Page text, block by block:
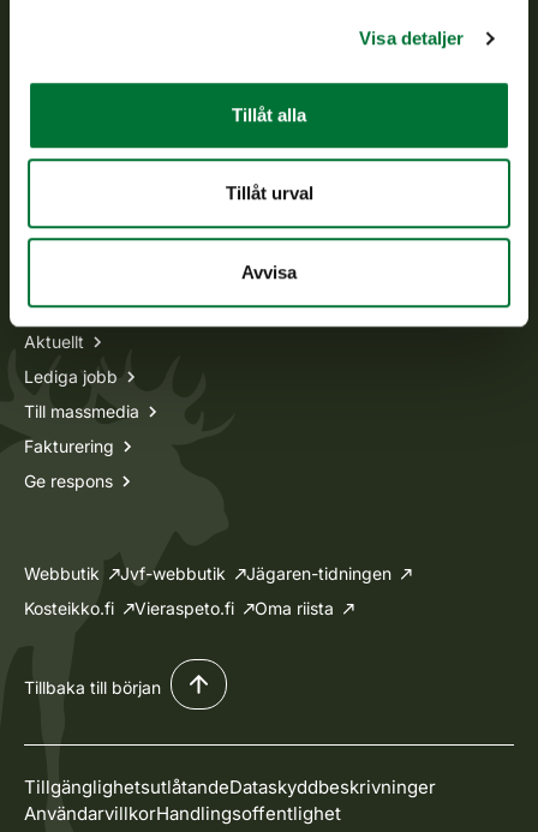
Visa detaljer
Tillåt alla
Tillåt urval
Avvisa
Jaktkort
Information om oss
Aktuellt
Lediga jobb
Till massmedia
Fakturering
Ge respons
Webbutik Jvf-webbutik
Jägaren-tidningen
Kosteikko.fi
Vieraspeto.fi Oma riista
Tillbaka till början
TillgänglighetsutlåtandeDataskyddbeskrivninger
AnvändarvillkorHandlingsoffentlighet